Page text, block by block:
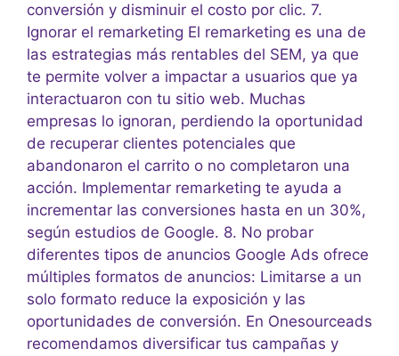
conversión y disminuir el costo por clic. 7.
Ignorar el remarketing El remarketing es una de
las estrategias más rentables del SEM, ya que
te permite volver a impactar a usuarios que ya
interactuaron con tu sitio web. Muchas
empresas lo ignoran, perdiendo la oportunidad
de recuperar clientes potenciales que
abandonaron el carrito o no completaron una
acción. Implementar remarketing te ayuda a
incrementar las conversiones hasta en un 30%,
según estudios de Google. 8. No probar
diferentes tipos de anuncios Google Ads ofrece
múltiples formatos de anuncios: Limitarse a un
solo formato reduce la exposición y las
oportunidades de conversión. En Onesourceads
recomendamos diversificar tus campañas y